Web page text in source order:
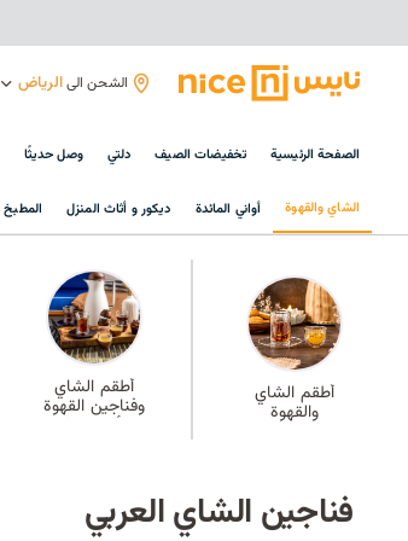
الشحن الىالرياض
الصفحة الرئيسية تخفيضات الصيف دلتي وصل حديثًا
الشاي والقهوة أواني المائدة ديكور و أثاث المنزل المطبخ
أطقم الشاي
والقهوة
أطقم الشاي
وفناجين القهوة
الأكثر مبيعًا
فناجين الشاي العربي